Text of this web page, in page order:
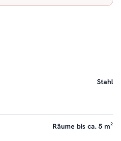
Stahl
Räume bis ca. 5 m²